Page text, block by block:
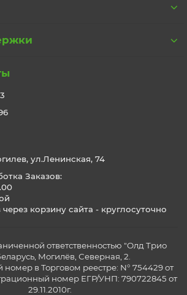
ул.Ленинская, 74
Заказов:
корзину сайта - круглосуточно
ответственностью "Олд Трио
Могилёв, Северная, 2.
в Торговом реестре: N° 754429 от
номер ЕГР/УНП: 790722845 от
29.11.2010г.